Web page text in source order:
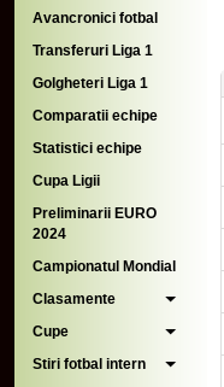
Avancronici fotbal
Transferuri Liga 1
Golgheteri Liga 1
Comparatii echipe
Statistici echipe
Cupa Ligii
Preliminarii EURO
2024
Campionatul Mondial
Clasamente
Cupe
Stiri fotbal intern